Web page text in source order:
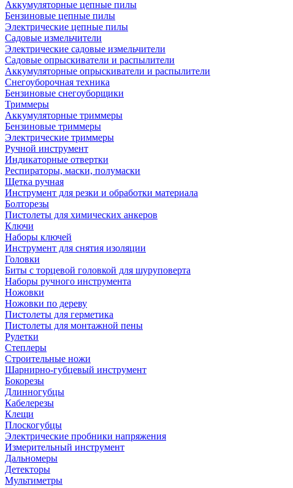
Аккумуляторные цепные пилы
Бензиновые цепные пилы
Электрические цепные пилы
Садовые измельчители
Электрические садовые измельчители
Садовые опрыскиватели и распылители
Аккумуляторные опрыскиватели и распылители
Снегоуборочная техника
Бензиновые снегоуборщики
Триммеры
Аккумуляторные триммеры
Бензиновые триммеры
Электрические триммеры
Ручной инструмент
Индикаторные отвертки
Респираторы, маски, полумаски
Щетка ручная
Инструмент для резки и обработки материала
Болторезы
Пистолеты для химических анкеров
Ключи
Наборы ключей
Инструмент для снятия изоляции
Головки
Биты с торцевой головкой для шуруповерта
Наборы ручного инструмента
Ножовки
Ножовки по дереву
Пистолеты для герметика
Пистолеты для монтажной пены
Рулетки
Степлеры
Строительные ножи
Шарнирно-губцевый инструмент
Бокорезы
Длинногубцы
Кабелерезы
Клещи
Плоскогубцы
Электрические пробники напряжения
Измерительный инструмент
Дальномеры
Детекторы
Мультиметры